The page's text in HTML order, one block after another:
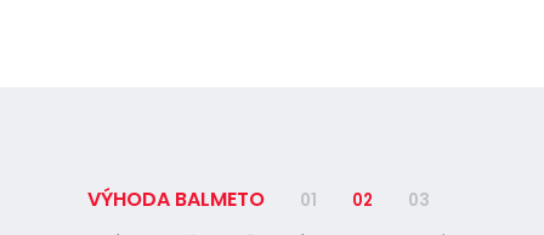
VÝHODA BALMETO 01 02 03